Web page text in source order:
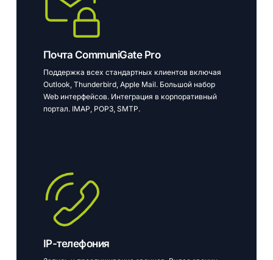
Почта CommuniGate Pro
Поддержка всех стандартных клиентов включая
Outlook, Thunderbird, Apple Mail. Большой набор
Web интерфейсов. Интеграция в корпоративный
портал. IMAP, POP3, SMTP.
IP-телефония